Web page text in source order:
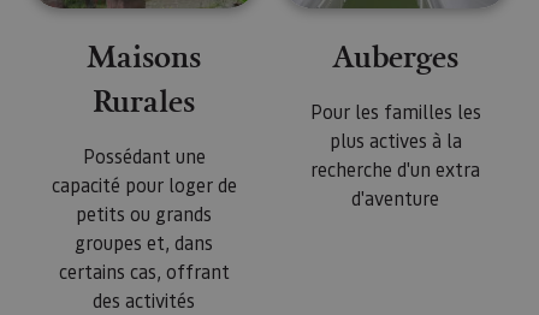
Maisons
Rurales
Possédant une
capacité pour loger de
petits ou grands
groupes et, dans
certains cas, offrant
des activités
Auberges
Pour les familles les
plus actives à la
recherche d'un extra
d'aventure